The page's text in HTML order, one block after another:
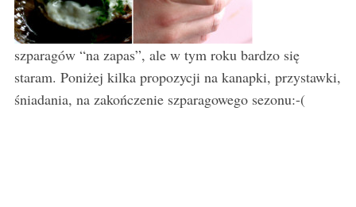
szparagów “na zapas”, ale w tym roku bardzo się
staram. Poniżej kilka propozycji na kanapki, przystawki,
śniadania, na zakończenie szparagowego sezonu:-(